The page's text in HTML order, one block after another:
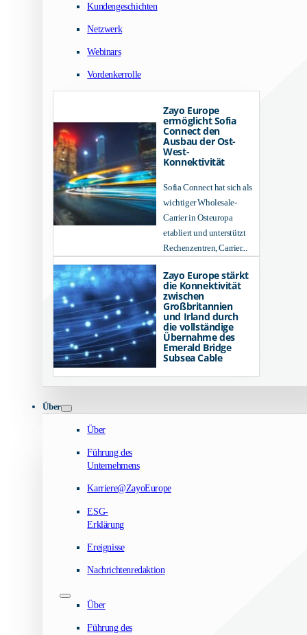
Kundengeschichten
Netzwerk
Webinars
Vordenkerrolle
Zayo Europe
ermöglicht Sofia
Connect den
Ausbau der Ost-
West-
Konnektivität
Sofia Connect hat sich als
wichtiger Wholesale-
Carrier in Osteuropa
etabliert und unterstützt
Rechenzentren, Carrier...
Zayo Europe stärkt
die Konnektivität
zwischen
Großbritannien
und Irland durch
die vollständige
Übernahme des
Emerald Bridge
Subsea Cable
Über
Über
Führung des
Unternehmens
Karriere@ZayoEurope
ESG-
Erklärung
Ereignisse
Nachrichtenredaktion
Über
Führung des